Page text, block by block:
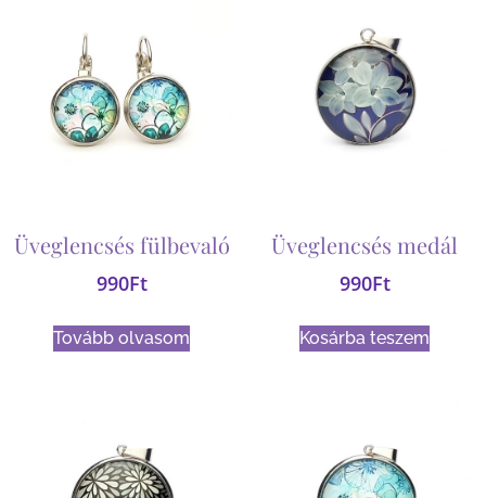
Üveglencsés fülbevaló
990Ft
Tovább olvasom
Üveglencsés medál
990Ft
Kosárba teszem